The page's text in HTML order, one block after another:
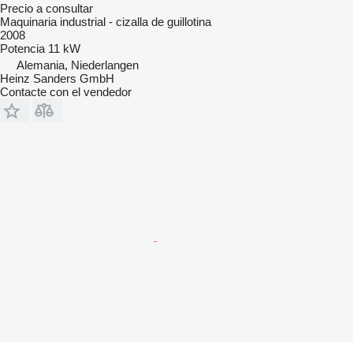
Precio a consultar
Maquinaria industrial - cizalla de guillotina
2008
Potencia 11 kW
Alemania, Niederlangen
Heinz Sanders GmbH
Contacte con el vendedor